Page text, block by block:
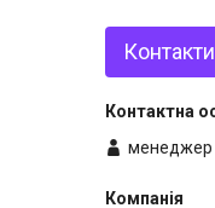
Контакти
менеджер